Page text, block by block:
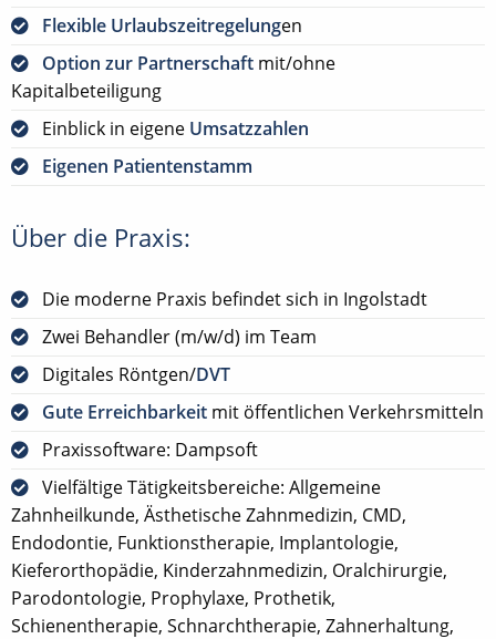
Flexible Urlaubszeitregelungen
Option zur Partnerschaft mit/ohne
Kapitalbeteiligung
Einblick in eigene Umsatzzahlen
Eigenen Patientenstamm
Über die Praxis:
Die moderne Praxis befindet sich in Ingolstadt
Zwei Behandler (m/w/d) im Team
Digitales Röntgen/DVT
Gute Erreichbarkeit mit öffentlichen Verkehrsmitteln
Praxissoftware: Dampsoft
Vielfältige Tätigkeitsbereiche: Allgemeine
Zahnheilkunde, Ästhetische Zahnmedizin, CMD,
Endodontie, Funktionstherapie, Implantologie,
Kieferorthopädie, Kinderzahnmedizin, Oralchirurgie,
Parodontologie, Prophylaxe, Prothetik,
Schienentherapie, Schnarchtherapie, Zahnerhaltung,